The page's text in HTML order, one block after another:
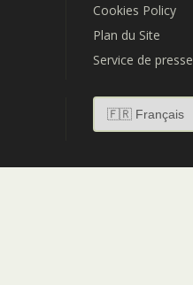
Cookies Policy
Plan du Site
Service de presse